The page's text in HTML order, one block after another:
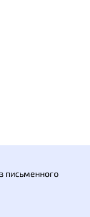
письменного